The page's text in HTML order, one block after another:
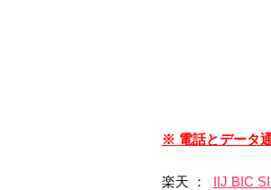
※ 電話とデータ
楽天 ： IIJ BIC